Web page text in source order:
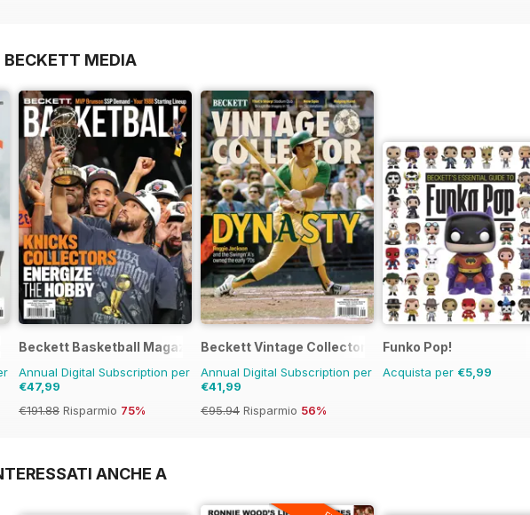
BECKETT MEDIA
Beckett Basketball Magazine
Annual Digital Subscription per
€47,99
€191.88 Risparmio 75%
Beckett Vintage Collector Magazine
Annual Digital Subscription per
€41,99
€95.94 Risparmio 56%
Funko Pop!
Acquista per €5,99
ANCHE A